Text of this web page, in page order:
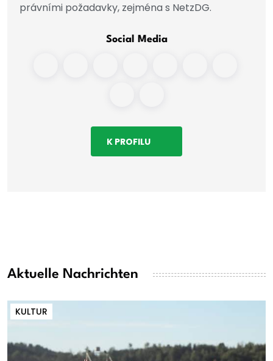
právními požadavky, zejména s NetzDG.
Social Media
K PROFILU
Aktuelle Nachrichten
KULTUR